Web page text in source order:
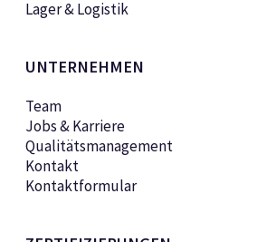
Lager & Logistik
UNTERNEHMEN
Team
Jobs & Karriere
Qualitätsmanagement
Kontakt
Kontaktformular